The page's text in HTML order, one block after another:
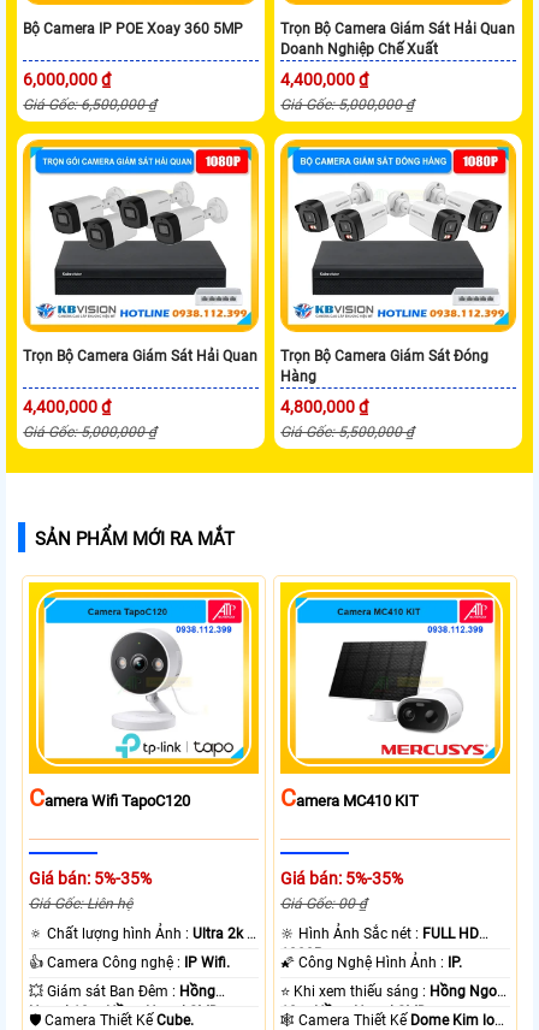
Bộ Camera IP POE Xoay 360 5MP
6,000,000 ₫
Giá Gốc: 6,500,000 ₫
Trọn Bộ Camera Giám Sát Hải Quan
Doanh Nghiệp Chế Xuất
4,400,000 ₫
Giá Gốc: 5,000,000 ₫
Trọn Bộ Camera Giám Sát Hải Quan
4,400,000 ₫
Giá Gốc: 5,000,000 ₫
Trọn Bộ Camera Giám Sát Đóng
Hàng
4,800,000 ₫
Giá Gốc: 5,500,000 ₫
SẢN PHẨM MỚI RA MẮT
CAmera Wifi TapoC120
Giá bán: 5%-35%
Giá Gốc: Liên hệ
🔅 Chất lượng hình Ảnh :Ultra 2k +
.
👍 Camera Công nghệ :
IP Wifi.
💥 Giám sát Ban Đêm : Hồng
Ngoại 10m Hồng Ngoại SMD.
🛡 Camera Thiết KếCube.
CAmera MC410 KIT
Giá bán: 5%-35%
Giá Gốc: 00 ₫
🔆 Hình Ảnh Sắc nét : FULL HD
1080P .
🌠 Công Nghệ Hình Ảnh :
IP.
⭐ Khi xem thiếu sáng : Hồng Ngoại
10m Hồng Ngoại SMD.
🕸️ Camera Thiết Kế Dome Kim loại